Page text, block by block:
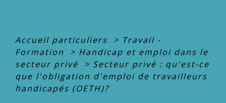
Accueil particuliers > Travail -
Formation
> Handicap et emploi dans le
secteur privé
> Secteur privé : qu'est-ce
que l'obligation d'emploi de travailleurs
handicapés (OETH)?